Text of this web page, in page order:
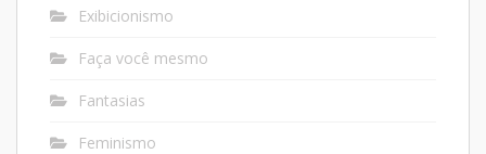
Exibicionismo
Faça você mesmo
Fantasias
Feminismo